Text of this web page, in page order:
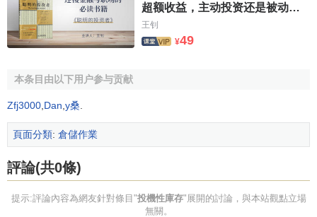
超额收益，主动投资还是被动投
资更好？
王钊
¥49
本条目由以下用户参与贡献
Zfj3000 Dan y桑
頁面分類: 倉儲作業
評論(共0條)
提示:評論內容為網友針對條目"投機性庫存"展開的討論，與本站觀點立場
無關。